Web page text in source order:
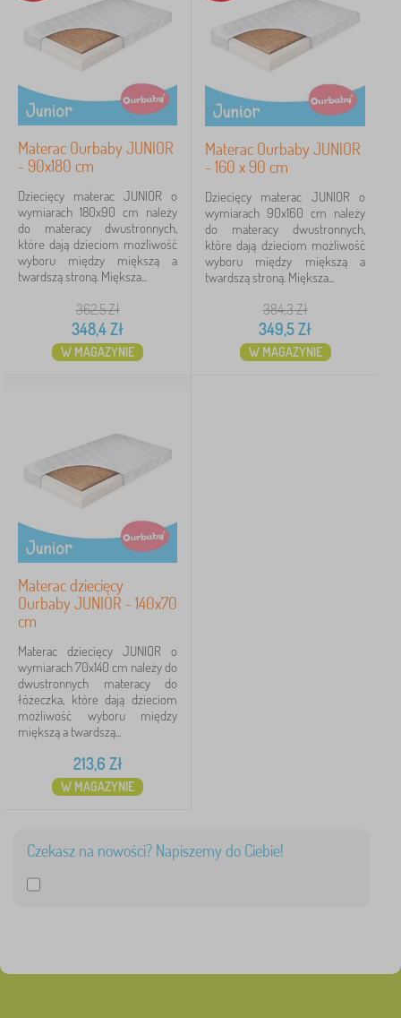
Materac Ourbaby JUNIOR
- 90x180 cm
Dziecięcy materac JUNIOR o
wymiarach 180x90 cm należy
do materacy dwustronnych,
które dają dzieciom możliwość
wyboru między miększą a
twardszą stroną. Miększa...
362,5Zł
348,4Zł
W MAGAZYNIE
Materac Ourbaby JUNIOR
- 160 x 90 cm
Dziecięcy materac JUNIOR o
wymiarach 90x160 cm należy
do materacy dwustronnych,
które dają dzieciom możliwość
wyboru między miększą a
twardszą stroną. Miększa...
384,3Zł
349,5Zł
W MAGAZYNIE
Materac dziecięcy
Ourbaby JUNIOR - 140x70
cm
Materac dziecięcy JUNIOR o
wymiarach 70x140 cm należy do
dwustronnych materacy do
łóżeczka, które dają dzieciom
możliwość wyboru między
miększą a twardszą...
213,6 Zł
W MAGAZYNIE
Czekasz na nowości? Napiszemy do Ciebie!